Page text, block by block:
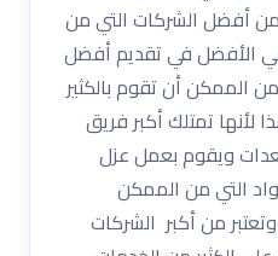
أفضل الشركات التي من
الأفضل في تقديم أفضل
الممكن أن تقوم بالكثير
لأنها تمتلك أكبر فريق
ويقوم بعمل عزل
التي من الممكن
من أكبر الشركات